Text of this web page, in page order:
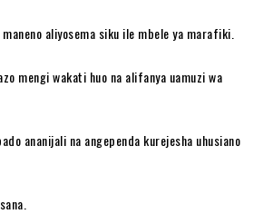
aliyosema siku ile mbele ya marafiki.
mengi wakati huo na alifanya uamuzi wa
ananijali na angependa kurejesha uhusiano